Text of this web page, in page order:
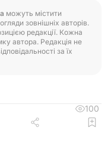
можуть містити
зовнішніх авторів.
редакції. Кожна
автора. Редакція не
за їх
100